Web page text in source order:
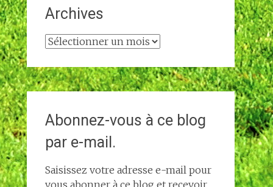
Archives
Archives
Abonnez-vous à ce blog
par e-mail.
Saisissez votre adresse e-mail pour
vous abonner à ce blog et recevoir